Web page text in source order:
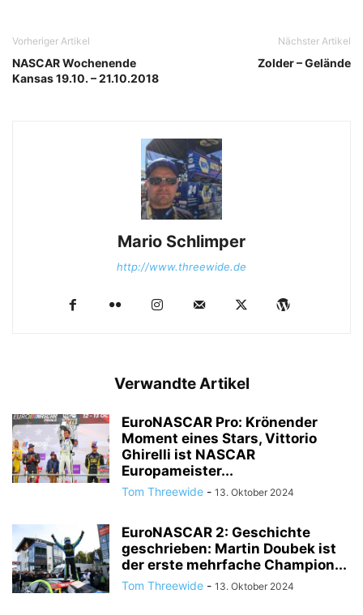
Vorheriger Artikel
NASCAR Wochenende
Kansas 19.10. – 21.10.2018
Nächster Artikel
Zolder – Gelände
Mario Schlimper
http://www.threewide.de
Verwandte Artikel
EuroNASCAR Pro: Krönender
Moment eines Stars, Vittorio
Ghirelli ist NASCAR
Europameister...
Tom Threewide - 13. Oktober 2024
EuroNASCAR 2: Geschichte
geschrieben: Martin Doubek ist
der erste mehrfache Champion...
Tom Threewide - 13. Oktober 2024